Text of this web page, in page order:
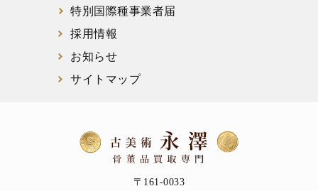
特別国際種事業者届
採用情報
お知らせ
サイトマップ
〒161-0033